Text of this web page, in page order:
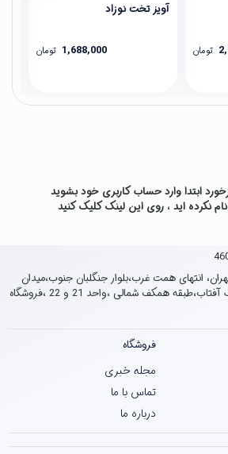
تومان
آویز تخت نوزاد
1,688,000 تومان
ابتدا وارد حساب کاربری خود بشوید
نکرده اید ، روی این لینککلیک کنید
انتهای همت غرب،بلوار جنگلبان جنوب،میدان
موج،مرکز خرید سرزمین کودک آفتاب،طبقه همکف شمالی ،واحد 21 و 22 ،فروشگاه
فروشگاه
مجله خبری
تماس با ما
درباره ما